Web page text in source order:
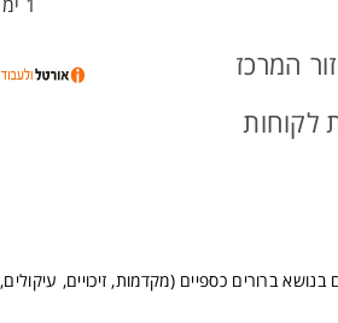
המרכז
לקוחות
ברורים כספיים (מקדמות, זיכויים, עיקולים,